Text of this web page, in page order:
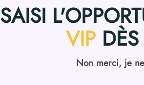
SAISI
VIPDÈS
Non merci, je